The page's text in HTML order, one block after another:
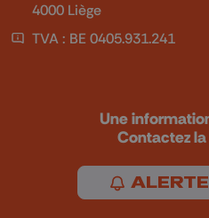
4000 Liège
TVA : BE 0405.931.241
Une
Contactez